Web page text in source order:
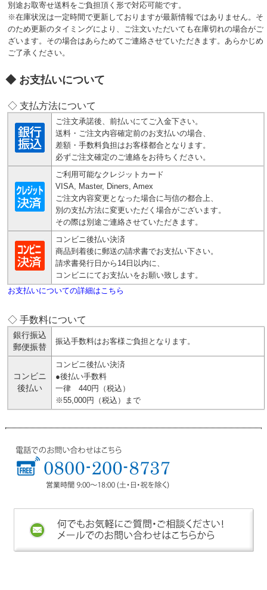
別途お取寄せ送料をご負担頂く形で対応可能です。
※在庫状況は一定時間で更新しておりますが最新情報ではありません。そ
のため更新のタイミングにより、ご注文いただいても在庫切れの場合がご
ざいます。その場合はあらためてご連絡させていただきます。あらかじめ
ご了承ください。
お支払いについて
◇ 支払方法について
ご注文承諾後、前払いにてご入金下さい。
送料・ご注文内容確定前のお支払いの場合、
差額・手数料負担はお客様都合となります。
必ずご注文確定のご連絡をお待ちください。
ご利用可能なクレジットカード
VISA, Master, Diners, Amex
ご注文内容変更となった場合に与信の都合上、
別の支払方法に変更いただく場合がございます。
その際は別途ご連絡させていただきます。
コンビニ後払い決済
商品到着後に郵送の請求書でお支払い下さい。
請求書発行日から14日以内に、
コンビニにてお支払いをお願い致します。
お支払いについての詳細はこちら
◇ 手数料について
銀行振込
郵便振替
振込手数料はお客様ご負担となります。
コンビニ
後払い
コンビニ後払い決済
●後払い手数料
一律 440円（税込）
※55,000円（税込）まで